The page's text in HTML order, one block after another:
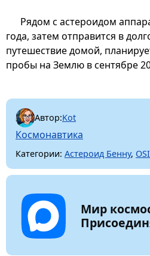
Рядом с астероидом
года, затем отправится в
путешествие домой,
пробы на Землю в сентябре
Автор:Kot
Космонавтика
Категории: Астероид Бенну,
Мир